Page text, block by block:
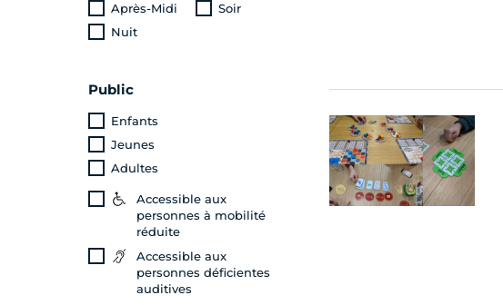
Après-Midi
Soir
Nuit
Public
Enfants
Jeunes
Adultes
Accessible aux
personnes à mobilité
réduite
Accessible aux
personnes déficientes
auditives